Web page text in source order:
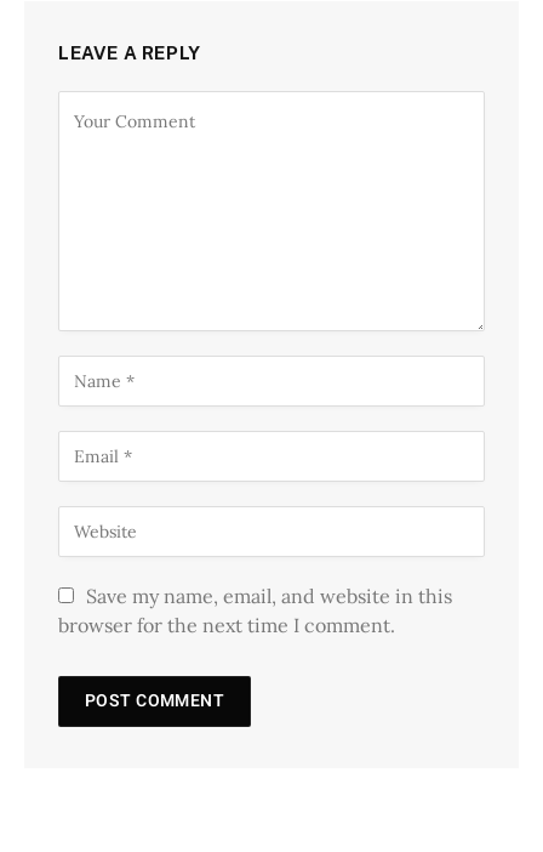
LEAVE A REPLY
Save my name, email, and website in this
browser for the next time I comment.